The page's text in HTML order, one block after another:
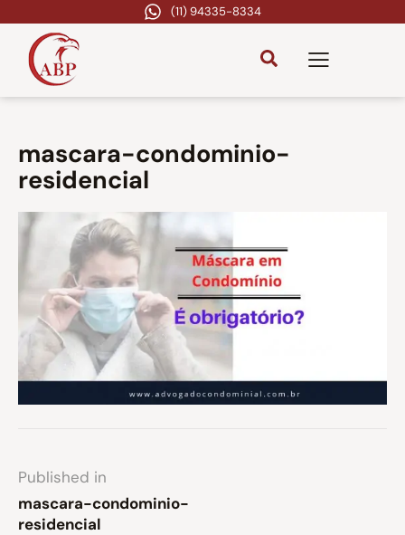
(11) 94335-8334
mascara-condominio-
residencial
Published in
mascara-condominio-
residencial